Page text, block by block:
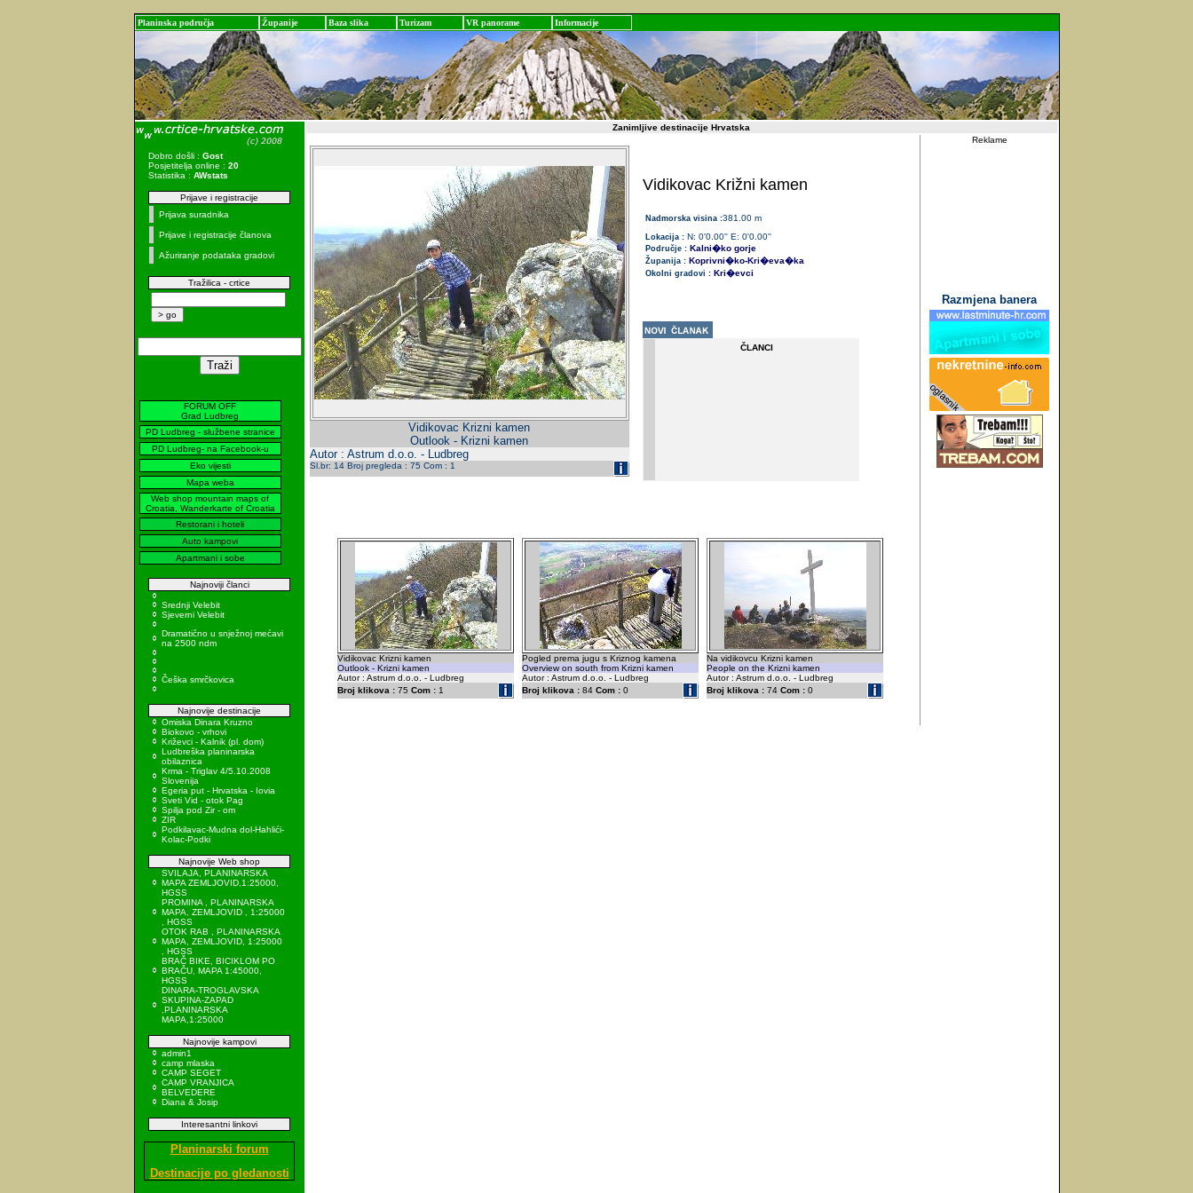
Planinska područja Županije Baza slika Turizam VR panorame Informacije
Dobro došli : Gost
Posjetitelja online : 20
Statistika : AWstats
Prijave i registracije
Prijava suradnika
Prijave i registracije članova
Ažuriranje podataka gradovi
Tražilica - crtice
FORUM OFF
Grad Ludbreg
PD Ludbreg - službene stranice
PD Ludbreg- na Facebook-u
Eko vijesti
Mapa weba
Web shop mountain maps of
Croatia, Wanderkarte of Croatia
Restorani i hoteli
Auto kampovi
Apartmani i sobe
Najnoviji članci
Srednji Velebit
Sjeverni Velebit
Dramatično u snježnoj mećavi
na 2500 ndm
Češka smrčkovica
Najnovije destinacije
Omiska Dinara Kruzno
Biokovo - vrhovi
Križevci - Kalnik (pl. dom)
Ludbreška planinarska
obilaznica
Krma - Triglav 4/5.10.2008
Slovenija
Egeria put - Hrvatska - Iovia
Sveti Vid - otok Pag
Spilja pod Zir - om
ZIR
Podkilavac-Mudna dol-Hahlići-
Kolac-Podki
Najnovije Web shop
SVILAJA, PLANINARSKA
MAPA ZEMLJOVID,1:25000,
HGSS
PROMINA , PLANINARSKA
MAPA, ZEMLJOVID , 1:25000
, HGSS
OTOK RAB , PLANINARSKA
MAPA, ZEMLJOVID, 1:25000
, HGSS
BRAČ BIKE, BICIKLOM PO
BRAČU, MAPA 1:45000,
HGSS
DINARA-TROGLAVSKA
SKUPINA-ZAPAD
,PLANINARSKA
MAPA,1:25000
Najnovije kampovi
admin1
camp mlaska
CAMP SEGET
CAMP VRANJICA
BELVEDERE
Diana & Josip
Interesantni linkovi
Planinarski forum
Destinacije po gledanosti
Zanimljive destinacije Hrvatska
Vidikovac Krizni kamen
Outlook - Krizni kamen
Autor : Astrum d.o.o. - Ludbreg
Sl.br: 14 Broj pregleda : 75 Com : 1
Vidikovac Križni kamen
Nadmorska visina :381.00 m
Lokacija : N: 0'0.00'' E: 0'0.00''
Područje :Kalni�ko gorje
Županija : Koprivni�ko-Kri�eva�ka
Okolni gradovi : Kri�evci
ČLANCI
Vidikovac Krizni kamen
Outlook - Krizni kamen
Autor : Astrum d.o.o. - Ludbreg
Broj klikova : 75 Com : 1
Pogled prema jugu s Kriznog kamena
Overview on south from Krizni kamen
Autor : Astrum d.o.o. - Ludbreg
Broj klikova : 84 Com : 0
Na vidikovcu Krizni kamen
People on the Krizni kamen
Autor : Astrum d.o.o. - Ludbreg
Broj klikova : 74 Com : 0
Reklame
Razmjena banera